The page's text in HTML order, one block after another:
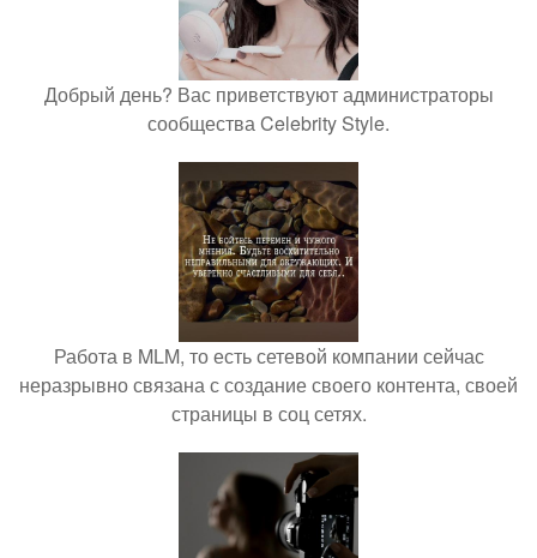
Добрый день? Вас приветствуют администраторы
сообщества Celebrity Style.
Работа в MLM, то есть сетевой компании сейчас
неразрывно связана с создание своего контента, своей
страницы в соц сетях.